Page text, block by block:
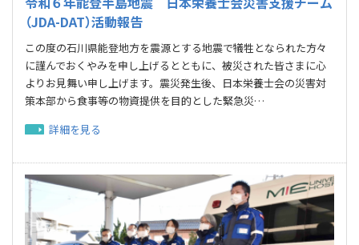
（JDA-DAT）活動報告
この度の石川県能登地方を震源とする地震で犠牲となられた方々
に謹んでおくやみを申し上げるとともに、被災された皆さまに心
よりお見舞い申し上げます。震災発生後、日本栄養士会の災害対
策本部から食事等の物資提供を目的とした緊急災…
詳細を見る